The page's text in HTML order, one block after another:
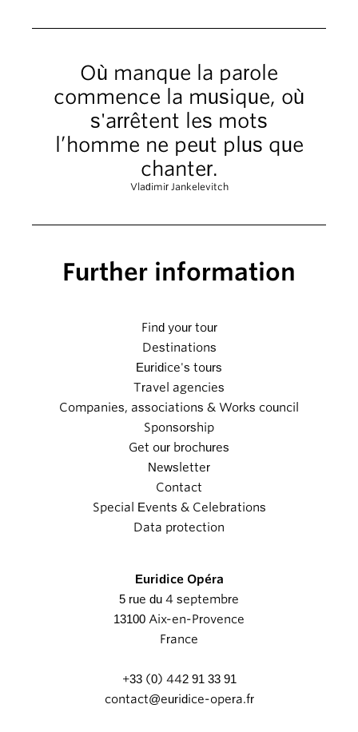
Où manque la parole
commence la musique, où
s'arrêtent les mots
l’homme ne peut plus que
chanter.
Vladimir Jankelevitch
Further information
Find your tour
Destinations
Euridice's tours
Travel agencies
Companies, associations & Works council
Sponsorship
Get our brochures
Newsletter
Contact
Special Events & Celebrations
Data protection
Euridice Opéra
5 rue du 4 septembre
13100 Aix-en-Provence
France
+33 (0) 442 91 33 91
contact@euridice-opera.fr